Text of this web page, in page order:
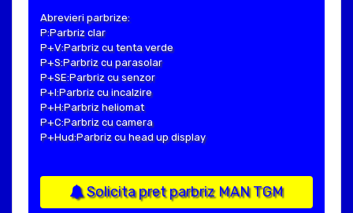
Abrevieri parbrize:
P:Parbriz clar
P+V:Parbriz cu tenta verde
P+S:Parbriz cu parasolar
P+SE:Parbriz cu senzor
P+I:Parbriz cu incalzire
P+H:Parbriz heliomat
P+C:Parbriz cu camera
P+Hud:Parbriz cu head up display
Solicita pret parbriz MAN TGM